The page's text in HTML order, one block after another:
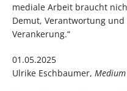
mediale Arbeit braucht
Demut, Verantwortung
Verankerung.“
01.05.2025
Ulrike Eschbaumer,